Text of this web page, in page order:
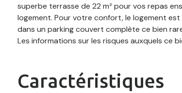
superbe terrasse de 22 m² pour vos repas
logement. Pour votre confort, le logement
dans un parking couvert complète ce bien
Les informations sur les risques auxquels ce
Caractéristiques